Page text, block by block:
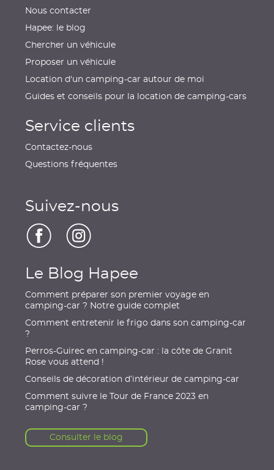
Nous contacter
Hapee: le blog
Chercher un véhicule
Proposer un véhicule
Location d'un camping-car autour de moi
Guides et conseils pour la location de camping-cars
Service clients
Contactez-nous
Questions fréquentes
Suivez-nous
Le Blog Hapee
Comment préparer son premier voyage en
camping-car ? Notre guide complet
Comment entretenir le frigo dans son camping-car
?
Perros-Guirec en camping-car : la côte de Granit
Rose vous attend !
Conseils de décoration d’intérieur de camping-car
Comment suivre le Tour de France 2023 en
camping-car ?
Consulter le blog